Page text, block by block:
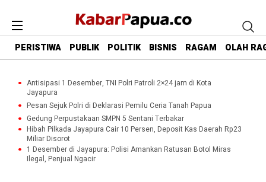
PERISTIWA PUBLIK POLITIK BISNIS RAGAM OLAH
Antisipasi 1 Desember, TNI Polri Patroli 2×24 jam di Kota
Jayapura
Pesan Sejuk Polri di Deklarasi Pemilu Ceria Tanah Papua
Gedung Perpustakaan SMPN 5 Sentani Terbakar
Hibah Pilkada Jayapura Cair 10 Persen, Deposit Kas Daerah Rp23
Miliar Disorot
1 Desember di Jayapura: Polisi Amankan Ratusan Botol Miras
Ilegal, Penjual Ngacir